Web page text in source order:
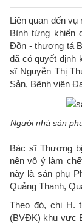
Liên quan đến
Bình từng khiến
Đồn - thượng tá
đã có quyết định
sĩ Nguyễn Thị
Sản, Bệnh viện
Người nhà sản
Bác sĩ Thương
nên vô ý làm
này là sản phụ
Quảng Thanh,
Theo đó, chị H.
(BVĐK) khu vực